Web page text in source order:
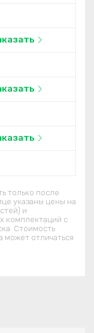
только после
указаны цены на
и
комплектаций c
Стоимость
может отличаться